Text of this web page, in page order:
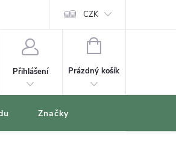
CZK
Přihlášení
NÁKUPNÍ
Prázdný košík
Značky